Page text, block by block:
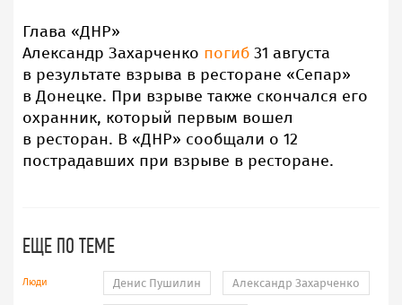
Глава «ДНР»
Александр Захарченко погиб 31 августа
в результате взрыва в ресторане «Сепар»
в Донецке. При взрыве также скончался его
охранник, который первым вошел
в ресторан. В «ДНР» сообщали о 12
пострадавших при взрыве в ресторане.
ЕЩЕ ПО ТЕМЕ
Люди Денис Пушилин Александр Захарченко